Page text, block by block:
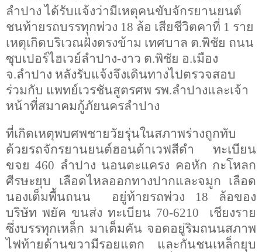
ลำปาง ได้รับแจ้งว่ามีเหตุคนขับจักรยานยนต์
ชนท้ายรถบรรทุกพ่วง 18 ล้อ เสียชีวิตคาที่ 1 ราย
เหตุเกิดบริเวณฝั่งตรงข้าม เทศบาล ต.พิชัย ถนน
ซุบเปอร์ไฮเวย์ลำปาง-งาว ต.พิชัย อ.เมือง
จ.ลำปาง หลังรับแจ้งจึงเดินทางไปตรวจสอบ
ร่วมกับ แพทย์เวรชันสูตรศพ รพ.ลำปางและเจ้า
หน้าที่สมาคมกู้ภัยนครลำปาง
ที่เกิดเหตุพบศพชายวัยรุ่นในสภาพร่างถูกทับ
ด้วยรถจักรยานยนต์ฮอนด้าเวฟสีดำ ทะเบียน
ขจย 460 ลำปาง นอนตะแครง คอหัก กะโหลก
ศีรษะยุบ เลือดไหลออกทางปากและจมูก เลือด
นองเต็มพื้นถนน
อยู่ท้ายรถพ่วง 18 ล้อของ
บริษัท พยัค ขนส่ง ทะเบียน 70-6210
เชียงราย
ซึ่งบรรทุกเหล็ก มาเต็มคัน จอดอยู่ริมถนนสภาพ
ไฟท้ายด้านขวามีรอยแตก และกันชนเหล็กยุบ